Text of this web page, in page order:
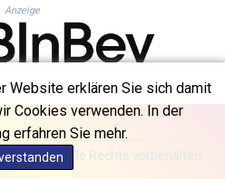
Website erklären Sie sich damit
Cookies verwenden. In der
erfahren Sie mehr.
IRR
1590322.371805
ISK 142.598215
JMD 183.583315
JOD 0.819746
JPY 182.445186
KES 148.887592
KGS 101.104505
Anzeige
- 2026 - Alle Rechte vorbehalten